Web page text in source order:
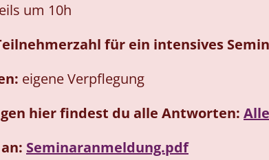
um 10h
für ein intensives
eigene Verpflegung
hier findest du alle Antworten:
Seminaranmeldung.pdf